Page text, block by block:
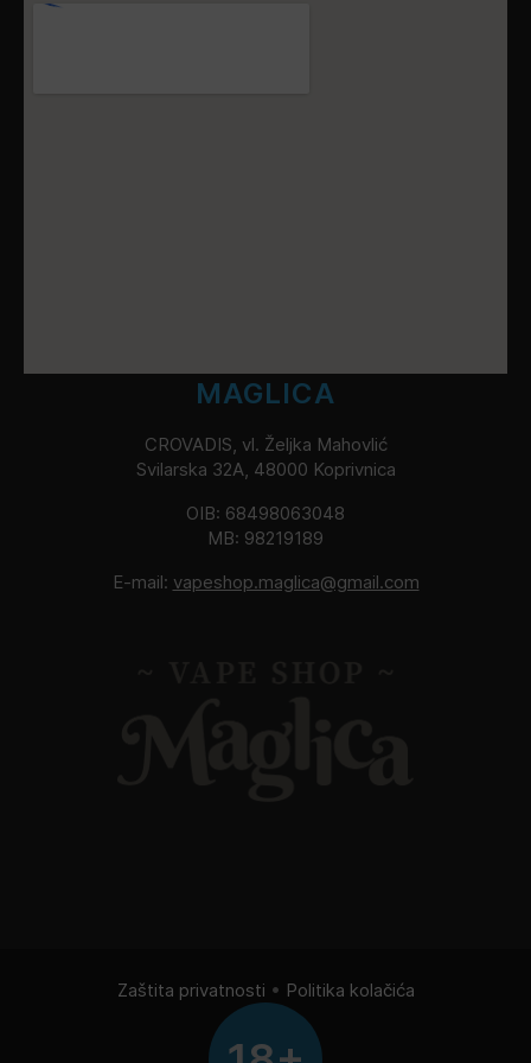
MAGLICA
CROVADIS, vl. Željka Mahovlić
Svilarska 32A, 48000 Koprivnica
OIB: 68498063048
MB: 98219189
E-mail: vapeshop.maglica@gmail.com
Zaštita privatnosti • Politika kolačića